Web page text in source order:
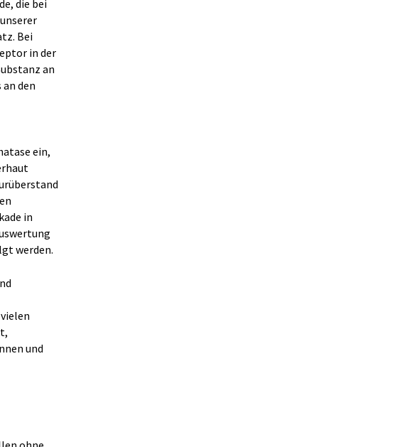
die bei
Bei
in der
an
den
ein,
in
werden.
und